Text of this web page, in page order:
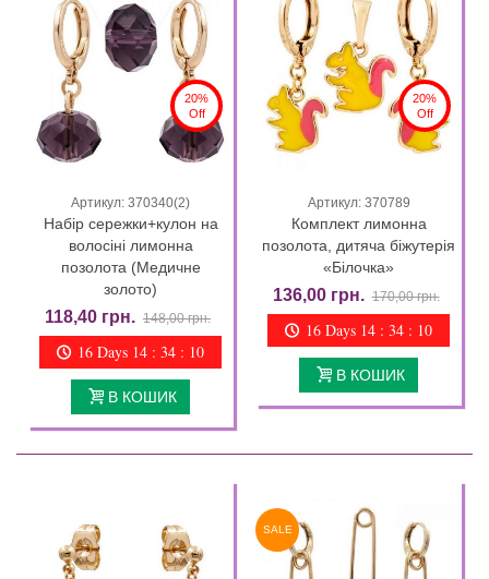
20%
Off
Артикул: 370340(2)
Набір сережки+кулон на
волосіні лимонна
позолота (Медичне
золото)
118,40 грн. 148,00 грн.
16 Days 14 : 34 : 09
В КОШИК
20%
Off
Артикул: 370789
Комплект лимонна
позолота, дитяча біжутерія
«Білочка»
136,00 грн. 170,00 грн.
16 Days 14 : 34 : 09
В КОШИК
SALE